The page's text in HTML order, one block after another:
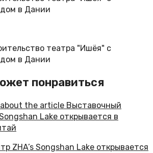
понравиться
ZHA’s Songshan Lake открывается